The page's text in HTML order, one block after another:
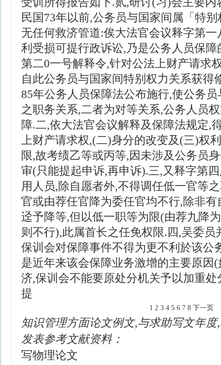
民国73年以前,公务员与国家间属「特
无任何救济管道:俟大法官会议释字第
利受损可提行政诉讼,乃是公务人员保
第二0一号解释令,针对公法上财产请求
自此公务员与国家间特别权力关系获得
85年公务人员保障法公布施行,使公务
之职务关系,二者为对等关系,公务人员
障.二,依大法官会议解释及保障法规定,
上财产请求权,(二)身分的改变及(三)权
限,故考绩乙等或丙等,因未涉及公务员
审(只能提起申诉,再申诉).三,又释字第
用人员,除自愿者外,不得调任低一官等
官或由荐任官降为委任官均不行,除非
迳予降等,但以低一职等为限(由荐九降
则不行),此属首长之任免权限.四,吴委员
保训会对保障事件不得为更不利於该公
是近年来该会保障业务激增的主要原因
济,保训会不能要原处分机关予以加重
提
1 2 3 4 5 6 7 8 下一页
知识管理方面论文例文,与求助写文年
发表参考文献资料：
写物理论文